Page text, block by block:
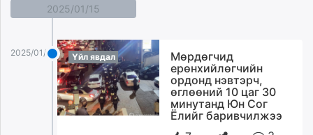
2025/01/15
2025/01/15 Үйл явдал
Мөрдөгчид
ерөнхийлөгчийн
ордонд нэвтэрч,
өглөөний 10 цаг 30
минутанд Юн Сог
Ёлийг баривчилжээ